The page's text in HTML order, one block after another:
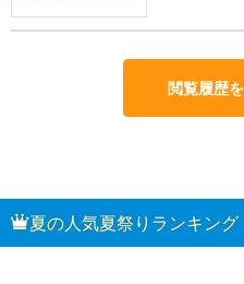
閲覧履歴
夏の人気夏祭りランキング